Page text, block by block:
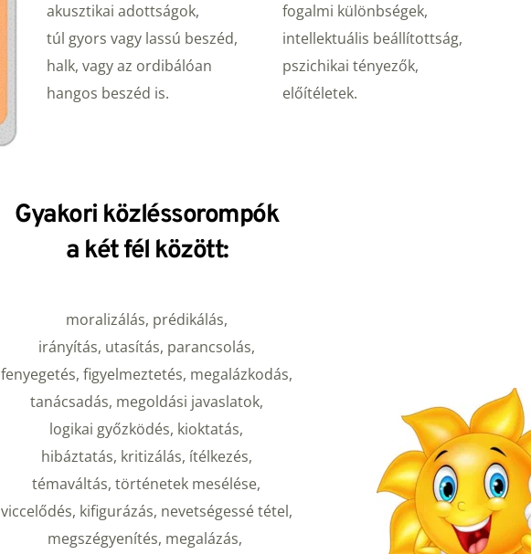
akusztikai adottságok,
túl gyors vagy lassú beszéd,
halk, vagy az ordibálóan
hangos beszéd is.
fogalmi különbségek,
intellektuális beállítottság,
pszichikai tényezők,
előítéletek.
Gyakori közléssorompók
a két fél között:
moralizálás, prédikálás,
irányítás, utasítás, parancsolás,
fenyegetés, figyelmeztetés, megalázkodás,
tanácsadás, megoldási javaslatok,
logikai győzködés, kioktatás,
hibáztatás, kritizálás, ítélkezés,
témaváltás, történetek mesélése,
megszégyenítés, megalázás,